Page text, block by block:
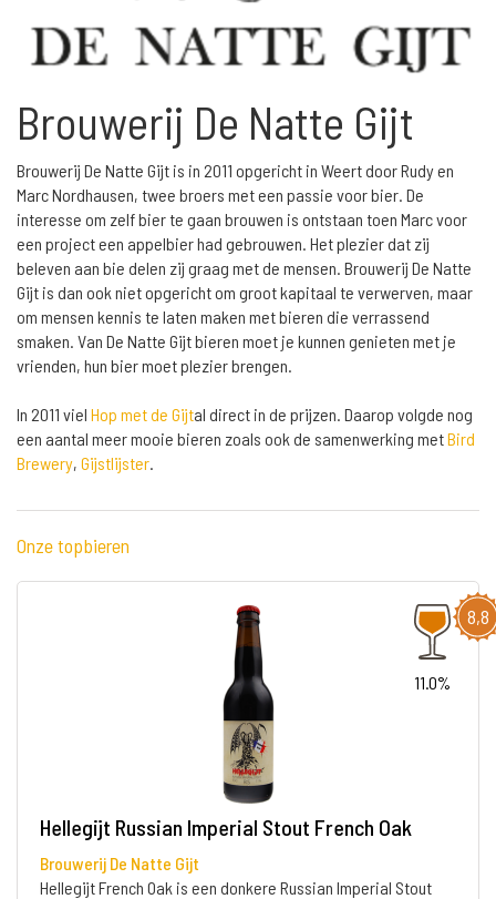
Brouwerij De Natte Gijt
Brouwerij De Natte Gijt is in 2011 opgericht in Weert door Rudy en
Marc Nordhausen, twee broers met een passie voor bier. De
interesse om zelf bier te gaan brouwen is ontstaan toen Marc voor
een project een appelbier had gebrouwen. Het plezier dat zij
beleven aan bie delen zij graag met de mensen. Brouwerij De Natte
Gijt is dan ook niet opgericht om groot kapitaal te verwerven, maar
om mensen kennis te laten maken met bieren die verrassend
smaken. Van De Natte Gijt bieren moet je kunnen genieten met je
vrienden, hun bier moet plezier brengen.
In 2011 viel Hop met de Gijtal direct in de prijzen. Daarop volgde nog
een aantal meer mooie bieren zoals ook de samenwerking metBird
Brewery, Gijstlijster
Onze topbieren
8,8
11.0%
Hellegijt Russian Imperial Stout French Oak
Brouwerij De Natte Gijt
Hellegijt French Oak is een donkere Russian Imperial Stout